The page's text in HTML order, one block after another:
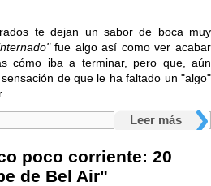
te dejan un sabor de boca muy
fue algo así como ver acabar
cómo iba a terminar, pero que, aún
de que le ha faltado un "algo"
Leer más
poco corriente: 20
de Bel Air"